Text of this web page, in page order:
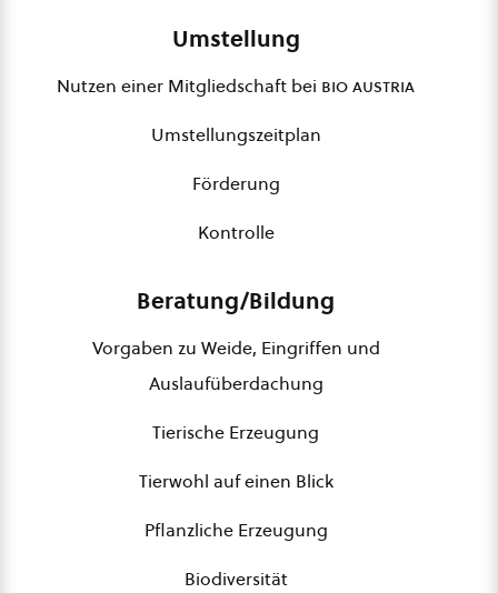
Umstellung
Nutzen einer Mitgliedschaft bei bio austria
Umstellungszeitplan
Förderung
Kontrolle
Beratung/Bildung
Vorgaben zu Weide, Eingriffen und
Auslaufüberdachung
Tierische Erzeugung
Tierwohl auf einen Blick
Pflanzliche Erzeugung
Biodiversität